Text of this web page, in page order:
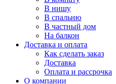
В нишу
В спальню
В частный дом
На балкон
Доставка и оплата
Как сделать заказ
Доставка
Оплата и рассрочка
О компании